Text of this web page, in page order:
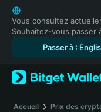
English
日本語
Tiếng Việt
Español
Türkçe
Français
Vous consultez
Souhaitez-vous passer
Passer à :
Accueil Prix des